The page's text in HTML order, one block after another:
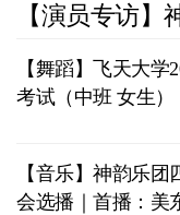
【演员专访
【舞蹈】飞天大学
考试（中班 女生）
【音乐】神韵乐
会选播｜首播：美